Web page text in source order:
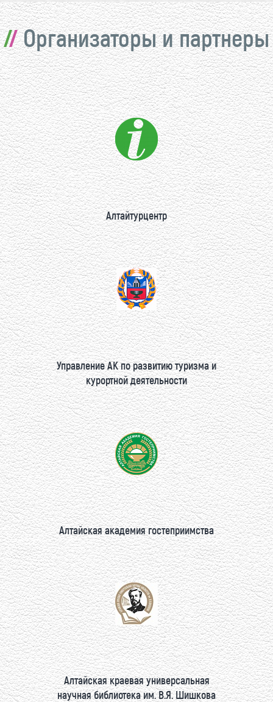
Организаторы и партнеры
Алтайтурцентр
Управление АК по развитию туризма и
курортной деятельности
Алтайская академия гостеприимства
Алтайская краевая универсальная
научная библиотека им. В.Я. Шишкова